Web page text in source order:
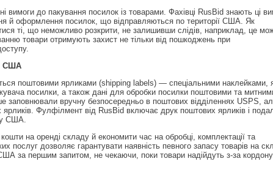
до пакування посилок із товарами. Фахівці RusBid знають ці
й оформлення посилок, що відправляються по території США. Як
ті, що неможливо розкрити, не залишивши слідів, наприклад, це
товари отримують захист не тільки від пошкоджень при
США
поштовими ярликами (shipping labels) — спеціальними наклейками,
посилки, а також дані для обробки посилки поштовими та
заповнювали вручну безпосередньо в поштових відділеннях USPS,
ярликів. Фулфілмент від RusBid включає друк поштових ярликів і
у США.
на оренді складу й економити час на обробці, комплектації та
послуг дозволяє гарантувати наявність певного запасу товарів на
за першим запитом, не чекаючи, поки товари надійдуть з-за